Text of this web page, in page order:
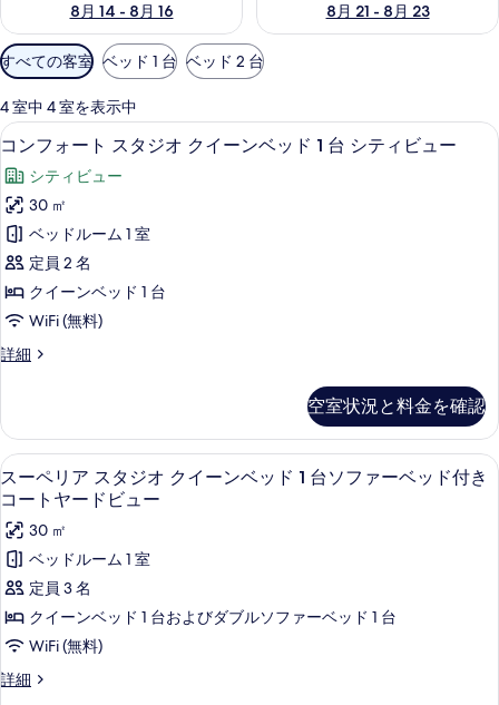
ー
8月 14 - 8月 16
8月 21 - 8月 23
利
用
可
能
な
客
室
の
絞
り
込
み
条
すべての客室 ベッド 1 台 ベッド 2 台
4 室中 4 室を表示中
コ
ン
フ
ォ
ー
ト
ス
ジ
ク
イ
ー
ン
ベ
ッ
ド
1
台
シ
コンフォート スタジオ クイーンベ
6
コンフォート スタジオ クイーンベッド 1 台 シティビュー
シティビュー
30 ㎡
ベッドルーム 1 室
定員 2 名
クイーンベッド 1 台
WiFi (無料)
詳細
コ
ー
ト
ス
タ
ジ
オ
ク
イ
ー
ン
ッ
ド
1
空室状況と料金を確認
ス
ー
ペ
リ
ア
ス
タ
ジ
コーヒー / ティーメーカー、冷蔵庫
8
スーペリア スタジオ クイーンベッド 1 台ソファーベッド付き
コートヤードビュー
30 ㎡
ベッドルーム 1 室
定員 3 名
クイーンベッド 1 台およびダブルソファーベッド 1 台
WiFi (無料)
詳細
ス